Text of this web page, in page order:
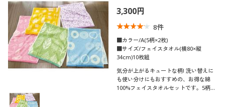
3,300円
8件
■カラー/A(5柄×2枚)
■サイズ/フェイスタオル(横80×縦
34cm)10枚組
気分が上がるキュートな柄! 洗い替えに
も使い分けにもおすすめの、お得な綿
100%フェイスタオルセットです。5柄×2